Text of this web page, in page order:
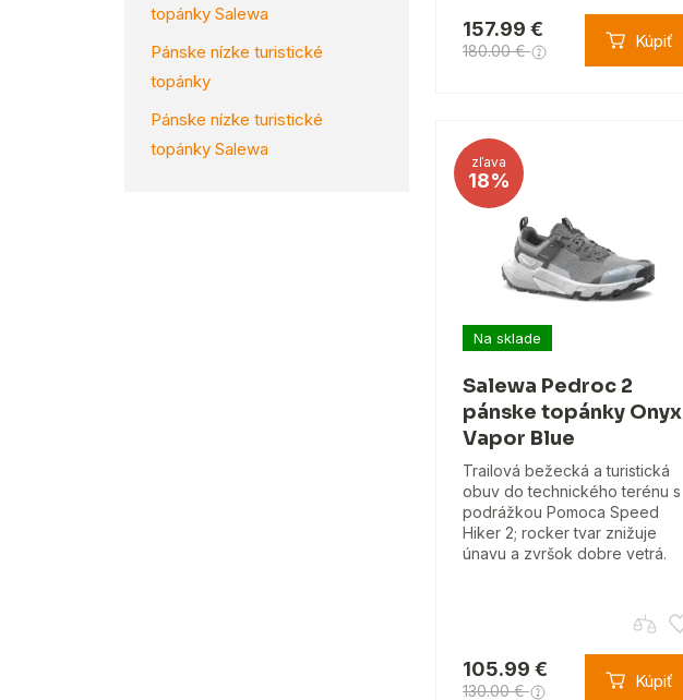
topánky Salewa
Pánske nízke turistické
topánky
Pánske nízke turistické
topánky Salewa
157.99 €
180.00 € Kúpiť
zľava
18%
Na sklade
Salewa Pedroc 2
pánske topánky Onyx
Vapor Blue
Trailová bežecká a turistická
obuv do technického terénu s
podrážkou Pomoca Speed
Hiker 2; rocker tvar znižuje
únavu a zvršok dobre vetrá.
105.99 €
130.00 € Kúpiť